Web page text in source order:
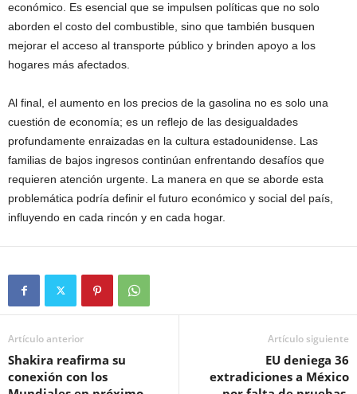
económico. Es esencial que se impulsen políticas que no solo
aborden el costo del combustible, sino que también busquen
mejorar el acceso al transporte público y brinden apoyo a los
hogares más afectados.
Al final, el aumento en los precios de la gasolina no es solo una
cuestión de economía; es un reflejo de las desigualdades
profundamente enraizadas en la cultura estadounidense. Las
familias de bajos ingresos continúan enfrentando desafíos que
requieren atención urgente. La manera en que se aborde esta
problemática podría definir el futuro económico y social del país,
influyendo en cada rincón y en cada hogar.
Artículo anterior
Shakira reafirma su
conexión con los
Artículo siguiente
EU deniega 36
extradiciones a México